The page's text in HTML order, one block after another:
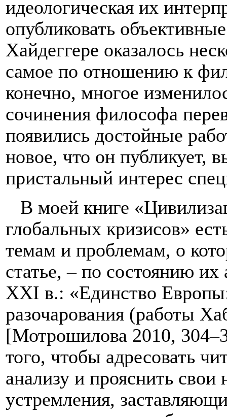
идеологическая их
опубликовать
Хайдеггере оказалось
самое по отношению к
конечно, многое
сочинения философа
появились достойные
новое, что он публикует,
пристальный интерес
В моей книге
глобальных кризисов»
темам и проблемам, о
статье, – по состоянию
XXI в.: «Единство
разочарования (работы
[Мотрошилова 2010,
того, чтобы адресовать
анализу и прояснить
устремления,